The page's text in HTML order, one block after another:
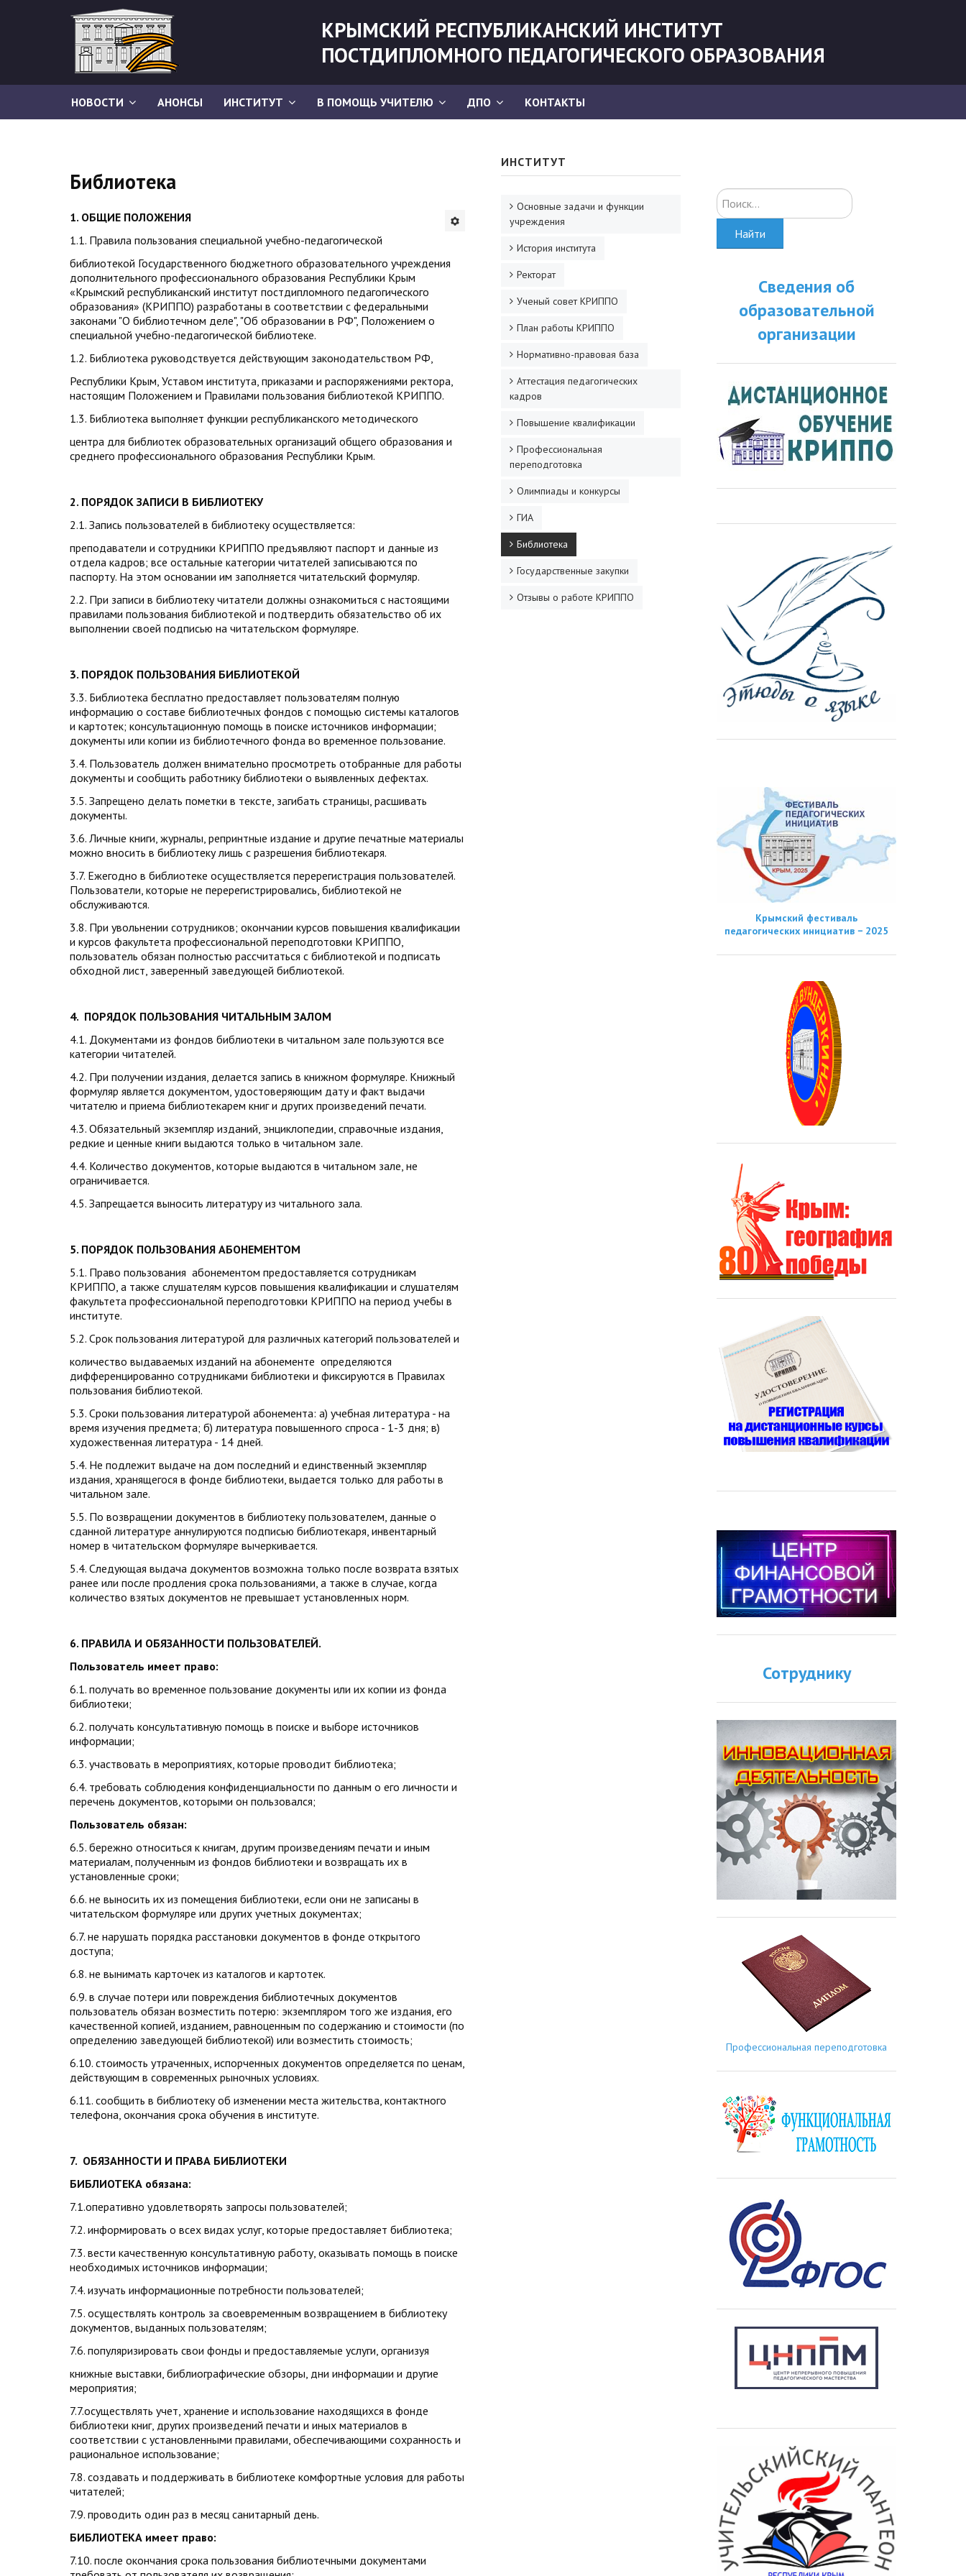
КРЫМСКИЙ РЕСПУБЛИКАНСКИЙ ИНСТИТУТ
ПОСТДИПЛОМНОГО ПЕДАГОГИЧЕСКОГО ОБРАЗОВАНИЯ
НОВОСТИ АНОНСЫ ИНСТИТУТ В ПОМОЩЬ УЧИТЕЛЮ ДПО КОНТАКТЫ
Библиотека
1. ОБЩИЕ ПОЛОЖЕНИЯ
1.1. Правила пользования специальной учебно-педагогической
библиотекой Государственного бюджетного образовательного учреждения
дополнительного профессионального образования Республики Крым
«Крымский республиканский институт постдипломного педагогического
образования» (КРИППО) разработаны в соответствии с федеральными
законами "О библиотечном деле", "Об образовании в РФ", Положением о
специальной учебно-педагогической библиотеке.
1.2. Библиотека руководствуется действующим законодательством РФ,
Республики Крым, Уставом института, приказами и распоряжениями ректора,
настоящим Положением и Правилами пользования библиотекой КРИППО.
1.3. Библиотека выполняет функции республиканского методического
центра для библиотек образовательных организаций общего образования и
среднего профессионального образования Республики Крым.
2. ПОРЯДОК ЗАПИСИ В БИБЛИОТЕКУ
2.1. Запись пользователей в библиотеку осуществляется:
преподаватели и сотрудники КРИППО предъявляют паспорт и данные из
отдела кадров; все остальные категории читателей записываются по
паспорту. На этом основании им заполняется читательский формуляр.
2.2. При записи в библиотеку читатели должны ознакомиться с настоящими
правилами пользования библиотекой и подтвердить обязательство об их
выполнении своей подписью на читательском формуляре.
3. ПОРЯДОК ПОЛЬЗОВАНИЯ БИБЛИОТЕКОЙ
3.3. Библиотека бесплатно предоставляет пользователям полную
информацию о составе библиотечных фондов с помощью системы каталогов
и картотек; консультационную помощь в поиске источников информации;
документы или копии из библиотечного фонда во временное пользование.
3.4. Пользователь должен внимательно просмотреть отобранные для работы
документы и сообщить работнику библиотеки о выявленных дефектах.
3.5. Запрещено делать пометки в тексте, загибать страницы, расшивать
документы.
3.6. Личные книги, журналы, репринтные издание и другие печатные материалы
можно вносить в библиотеку лишь с разрешения библиотекаря.
3.7. Ежегодно в библиотеке осуществляется перерегистрация пользователей.
Пользователи, которые не перерегистрировались, библиотекой не
обслуживаются.
3.8. При увольнении сотрудников; окончании курсов повышения квалификации
и курсов факультета профессиональной переподготовки КРИППО,
пользователь обязан полностью рассчитаться с библиотекой и подписать
обходной лист, заверенный заведующей библиотекой.
4. ПОРЯДОК ПОЛЬЗОВАНИЯ ЧИТАЛЬНЫМ ЗАЛОМ
4.1. Документами из фондов библиотеки в читальном зале пользуются все
категории читателей.
4.2. При получении издания, делается запись в книжном формуляре. Книжный
формуляр является документом, удостоверяющим дату и факт выдачи
читателю и приема библиотекарем книг и других произведений печати.
4.3. Обязательный экземпляр изданий, энциклопедии, справочные издания,
редкие и ценные книги выдаются только в читальном зале.
4.4. Количество документов, которые выдаются в читальном зале, не
ограничивается.
4.5. Запрещается выносить литературу из читального зала.
5. ПОРЯДОК ПОЛЬЗОВАНИЯ АБОНЕМЕНТОМ
5.1. Право пользования абонементом предоставляется сотрудникам
КРИППО, а также слушателям курсов повышения квалификации и слушателям
факультета профессиональной переподготовки КРИППО на период учебы в
институте.
5.2. Срок пользования литературой для различных категорий пользователей и
количество выдаваемых изданий на абонементе определяются
дифференцированно сотрудниками библиотеки и фиксируются в Правилах
пользования библиотекой.
5.3. Сроки пользования литературой абонемента: а) учебная литература - на
время изучения предмета; б) литература повышенного спроса - 1-3 дня; в)
художественная литература - 14 дней.
5.4. Не подлежит выдаче на дом последний и единственный экземпляр
издания, хранящегося в фонде библиотеки, выдается только для работы в
читальном зале.
5.5. По возвращении документов в библиотеку пользователем, данные о
сданной литературе аннулируются подписью библиотекаря, инвентарный
номер в читательском формуляре вычеркивается.
5.4. Следующая выдача документов возможна только после возврата взятых
ранее или после продления срока пользованиями, а также в случае, когда
количество взятых документов не превышает установленных норм.
6. ПРАВИЛА И ОБЯЗАННОСТИ ПОЛЬЗОВАТЕЛЕЙ.
Пользователь имеет право:
6.1. получать во временное пользование документы или их копии из фонда
библиотеки;
6.2. получать консультативную помощь в поиске и выборе источников
информации;
6.3. участвовать в мероприятиях, которые проводит библиотека;
6.4. требовать соблюдения конфиденциальности по данным о его личности и
перечень документов, которыми он пользовался;
Пользователь обязан:
6.5. бережно относиться к книгам, другим произведениям печати и иным
материалам, полученным из фондов библиотеки и возвращать их в
установленные сроки;
6.6. не выносить их из помещения библиотеки, если они не записаны в
читательском формуляре или других учетных документах;
6.7. не нарушать порядка расстановки документов в фонде открытого
доступа;
6.8. не вынимать карточек из каталогов и картотек.
6.9. в случае потери или повреждения библиотечных документов
пользователь обязан возместить потерю: экземпляром того же издания, его
качественной копией, изданием, равноценным по содержанию и стоимости (по
определению заведующей библиотекой) или возместить стоимость;
6.10. стоимость утраченных, испорченных документов определяется по ценам,
действующим в современных рыночных условиях.
6.11. сообщить в библиотеку об изменении места жительства, контактного
телефона, окончания срока обучения в институте.
7. ОБЯЗАННОСТИ И ПРАВА БИБЛИОТЕКИ
БИБЛИОТЕКА обязана:
7.1.оперативно удовлетворять запросы пользователей;
7.2. информировать о всех видах услуг, которые предоставляет библиотека;
7.3. вести качественную консультативную работу, оказывать помощь в поиске
необходимых источников информации;
7.4. изучать информационные потребности пользователей;
7.5. осуществлять контроль за своевременным возвращением в библиотеку
документов, выданных пользователям;
7.6. популяризировать свои фонды и предоставляемые услуги, организуя
книжные выставки, библиографические обзоры, дни информации и другие
мероприятия;
7.7.осуществлять учет, хранение и использование находящихся в фонде
библиотеки книг, других произведений печати и иных материалов в
соответствии с установленными правилами, обеспечивающими сохранность и
рациональное использование;
7.8. создавать и поддерживать в библиотеке комфортные условия для работы
читателей;
7.9. проводить один раз в месяц санитарный день.
БИБЛИОТЕКА имеет право:
7.10. после окончания срока пользования библиотечными документами
ИНСТИТУТ
Основные задачи и функции
учреждения
История института
Ректорат
Ученый совет КРИППО
План работы КРИППО
Нормативно-правовая база
Аттестация педагогических
кадров
Повышение квалификации
Профессиональная
переподготовка
Олимпиады и конкурсы
ГИА
Библиотека
Государственные закупки
Отзывы о работе КРИППО
Искать...
Найти
Сведения об
образовательной
организации
Крымский фестиваль
педагогических инициатив − 2025
Сотруднику
Профессиональная переподготовка